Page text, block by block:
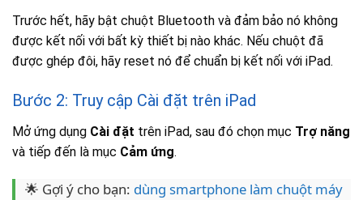
Trước hết, hãy bật chuột Bluetooth và đảm bảo nó không
được kết nối với bất kỳ thiết bị nào khác. Nếu chuột đã
được ghép đôi, hãy reset nó để chuẩn bị kết nối với iPad.
Bước 2: Truy cập Cài đặt trên iPad
Mở ứng dụng Cài đặt trên iPad, sau đó chọn mục Trợ năng
và tiếp đến là mục Cảm ứng.
🌟 Gợi ý cho bạn: dùng smartphone làm chuột máy